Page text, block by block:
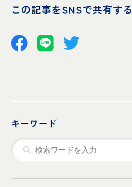
この記事をSNSで共有する
キーワード